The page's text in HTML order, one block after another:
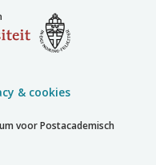
voor Postacademisch
& cookies